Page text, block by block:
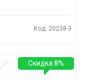
Код: 20238-3
Скидка 8%